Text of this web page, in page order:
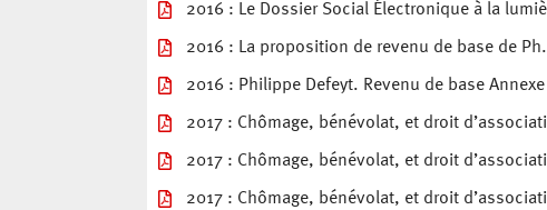
2016 : Le Dossier Social Électronique à la
2016 : La proposition de revenu de base de
2016 : Philippe Defeyt. Revenu de base Annexe
2017 : Chômage, bénévolat, et droit
2017 : Chômage, bénévolat, et droit
2017 : Chômage, bénévolat, et droit